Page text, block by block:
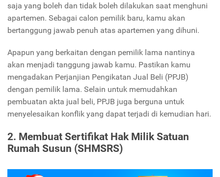
saja yang boleh dan tidak boleh dilakukan saat menghuni
apartemen. Sebagai calon pemilik baru, kamu akan
bertanggung jawab penuh atas apartemen yang dihuni.
Apapun yang berkaitan dengan pemilik lama nantinya
akan menjadi tanggung jawab kamu. Pastikan kamu
mengadakan Perjanjian Pengikatan Jual Beli (PPJB)
dengan pemilik lama. Selain untuk memudahkan
pembuatan akta jual beli, PPJB juga berguna untuk
menyelesaikan konflik yang dapat terjadi di kemudian hari.
2. Membuat Sertifikat Hak Milik Satuan
Rumah Susun (SHMSRS)